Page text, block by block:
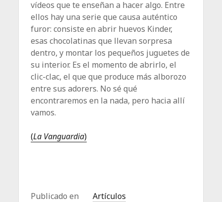
vídeos que te enseñan a hacer algo. Entre
ellos hay una serie que causa auténtico
furor: consiste en abrir huevos Kinder,
esas chocolatinas que llevan sorpresa
dentro, y montar los pequeños juguetes de
su interior. Es el momento de abrirlo, el
clic-clac, el que que produce más alborozo
entre sus adorers. No sé qué
encontraremos en la nada, pero hacia allí
vamos.
(La Vanguardia)
Publicado en Artículos